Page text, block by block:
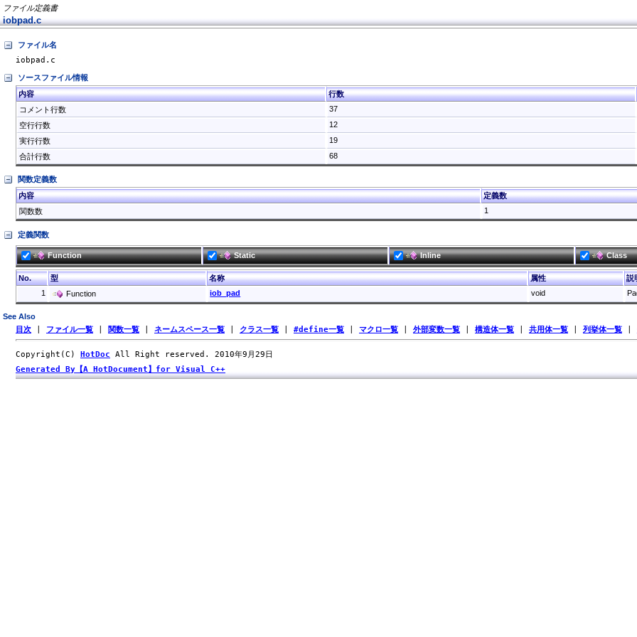
ファイル定義書
iobpad.c
ファイル名
iobpad.c
ソースファイル情報
内容
行数
コメント行数
37
空行行数
12
実行行数
19
合計行数
68
関数定義数
内容
定義数
関数数
1
定義関数
Function Static Inline Class
No. 型 名称 属性
説
1
Function iob_pad void
See Also
目次 ファイル一覧 関数一覧 ネームスペース一覧 クラス一覧 #define一覧 マクロ一覧 外部変数一覧 構造体一覧 共用体一覧 列挙体一覧
Copyright(C) HotDoc All Right reserved. 2010年9月29日
Generated By【A HotDocument】for Visual C++